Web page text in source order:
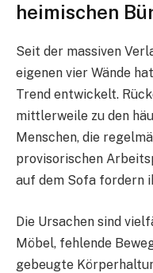
heimischen
Seit der massiven
eigenen vier Wände
Trend entwickelt.
mittlerweile zu den
Menschen, die
provisorischen
auf dem Sofa fordern
Die Ursachen sind
Möbel, fehlende
gebeugte